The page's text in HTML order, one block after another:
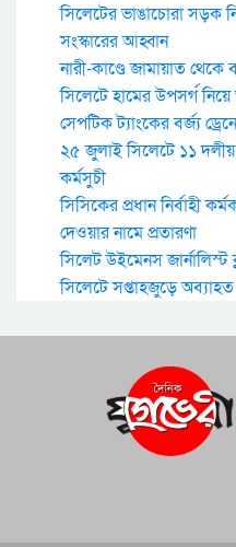
সিলেটের ভাঙাচোরা সড়ক
সংস্কারের আহ্বান
নারী-কাণ্ডে জামায়াত
সিলেটে হামের উপসর্গ
সেপটিক ট্যাংকের বর্জ্য
২৫ জুলাই সিলেটে ১১
কর্মসুচী
সিসিকের প্রধান নির্বাহী
দেওয়ার নামে প্রতারণা
সিলেট উইমেনস জার্নালিস্ট
সিলেটে সপ্তাহজুড়ে অব্যাহত